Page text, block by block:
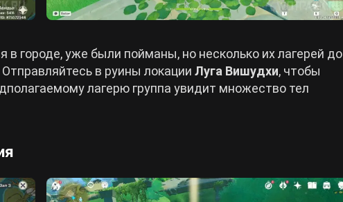
городе, уже были пойманы, но несколько их лагерей до
в руины локации Луга Вишудхи, чтобы
лагерю группа увидит множество тел